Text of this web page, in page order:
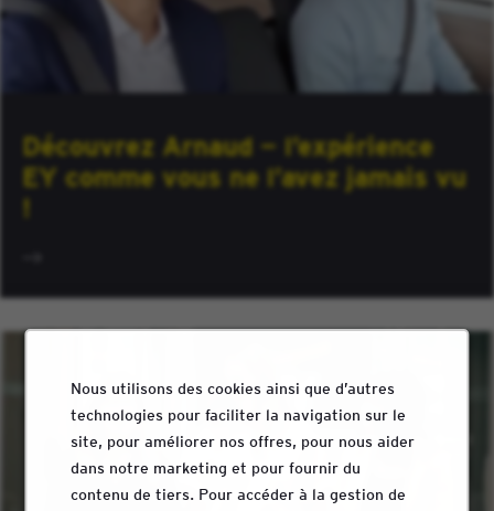
Nous utilisons des cookies ainsi que d’autres
technologies pour faciliter la navigation sur le
site, pour améliorer nos offres, pour nous aider
dans notre marketing et pour fournir du
contenu de tiers. Pour accéder à la gestion de
Découvrez Arnaud — l’expérience
EY comme vous ne l’avez jamais vu
!